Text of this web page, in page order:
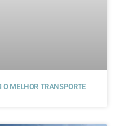
O MELHOR TRANSPORTE